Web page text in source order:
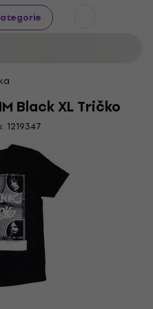
Black XL Tričko
1219347